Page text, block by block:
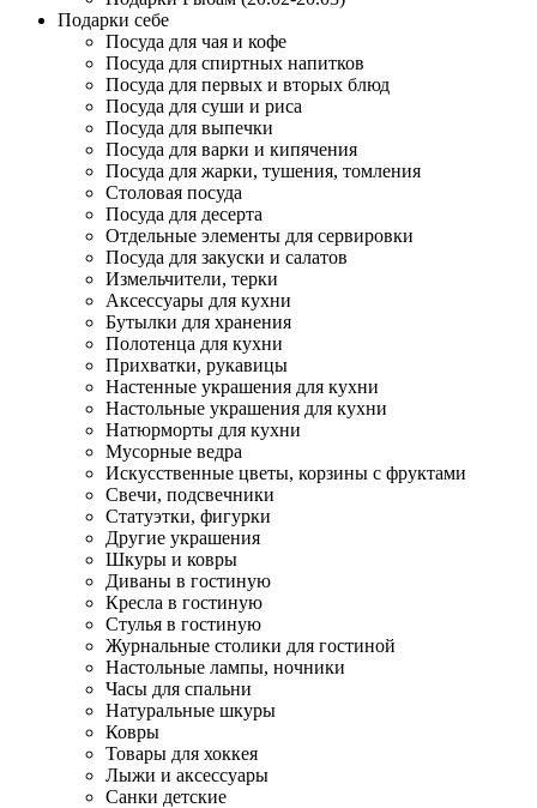
Подарки себе
Посуда для чая и кофе
Посуда для спиртных напитков
Посуда для первых и вторых блюд
Посуда для суши и риса
Посуда для выпечки
Посуда для варки и кипячения
Посуда для жарки, тушения, томления
Столовая посуда
Посуда для десерта
Отдельные элементы для сервировки
Посуда для закуски и салатов
Измельчители, терки
Аксессуары для кухни
Бутылки для хранения
Полотенца для кухни
Прихватки, рукавицы
Настенные украшения для кухни
Настольные украшения для кухни
Натюрморты для кухни
Мусорные ведра
Искусственные цветы, корзины с фруктами
Свечи, подсвечники
Статуэтки, фигурки
Другие украшения
Шкуры и ковры
Диваны в гостиную
Кресла в гостиную
Стулья в гостиную
Журнальные столики для гостиной
Настольные лампы, ночники
Часы для спальни
Натуральные шкуры
Ковры
Товары для хоккея
Лыжи и аксессуары
Санки детские